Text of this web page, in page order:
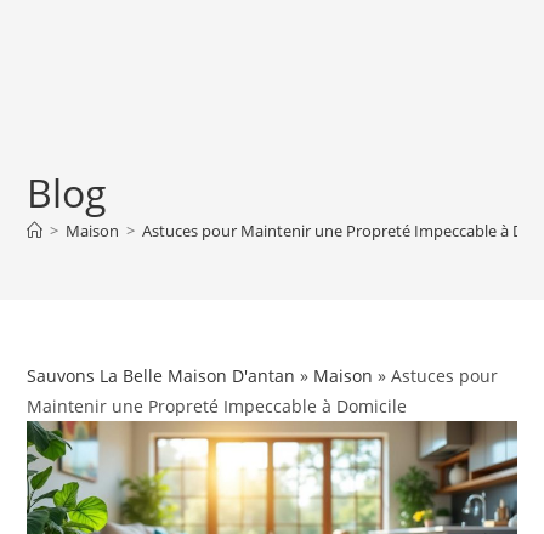
Blog
> Maison > Astuces pour Maintenir une Propreté Impeccable à
Sauvons La Belle Maison D'antan » Maison » Astuces pour
Maintenir une Propreté Impeccable à Domicile